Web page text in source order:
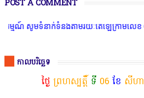
POST A COMMENT
ទំនងតាមរយៈតេឡេក្រាមលេខ 077 83 66 11
កាលបរិច្ឆេទ
ថ្ងៃ ព្រហស្បត្តិ៍ ទី 06 ខែ សីហា